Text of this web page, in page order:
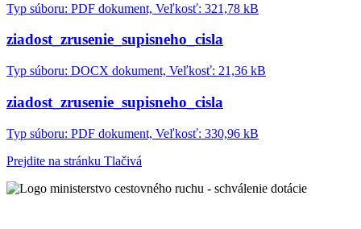
Typ súboru: PDF dokument, Veľkosť: 321,78 kB
ziadost_zrusenie_supisneho_cisla
Typ súboru: DOCX dokument, Veľkosť: 21,36 kB
ziadost_zrusenie_supisneho_cisla
Typ súboru: PDF dokument, Veľkosť: 330,96 kB
Prejdite na stránku Tlačivá